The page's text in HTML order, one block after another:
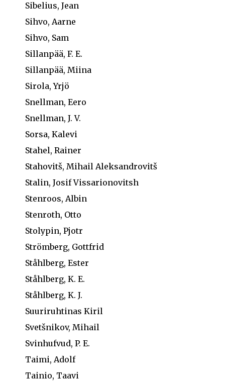
Sibelius, Jean
Sihvo, Aarne
Sihvo, Sam
Sillanpää, F. E.
Sillanpää, Miina
Sirola, Yrjö
Snellman, Eero
Snellman, J. V.
Sorsa, Kalevi
Stahel, Rainer
Stahovitš, Mihail Aleksandrovitš
Stalin, Josif Vissarionovitsh
Stenroos, Albin
Stenroth, Otto
Stolypin, Pjotr
Strömberg, Gottfrid
Ståhlberg, Ester
Ståhlberg, K. E.
Ståhlberg, K. J.
Suuriruhtinas Kiril
Svetšnikov, Mihail
Svinhufvud, P. E.
Taimi, Adolf
Tainio, Taavi